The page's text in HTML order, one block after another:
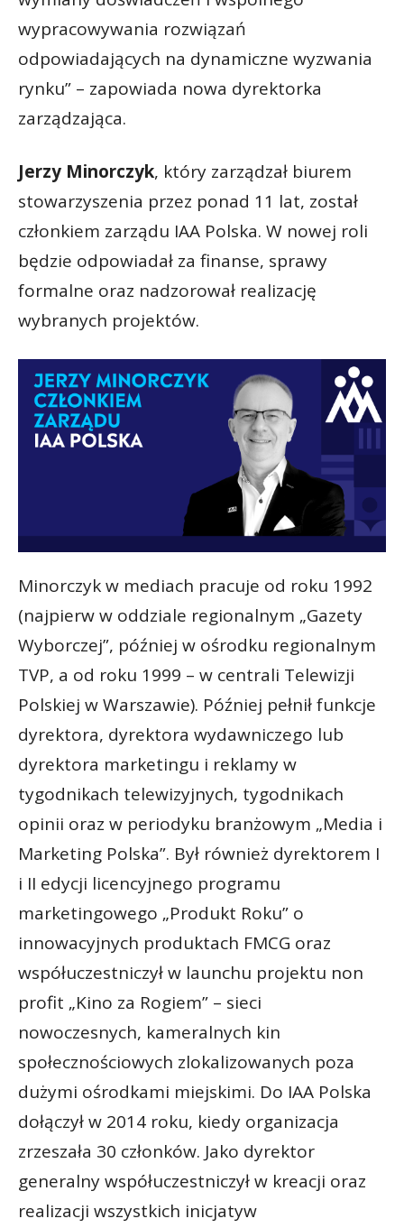
wypracowywania rozwiązań
odpowiadających na dynamiczne wyzwania
rynku” – zapowiada nowa dyrektorka
zarządzająca.
Jerzy Minorczyk, który zarządzał biurem
stowarzyszenia przez ponad 11 lat, został
członkiem zarządu IAA Polska. W nowej roli
będzie odpowiadał za finanse, sprawy
formalne oraz nadzorował realizację
wybranych projektów.
Minorczyk w mediach pracuje od roku 1992
(najpierw w oddziale regionalnym „Gazety
Wyborczej”, później w ośrodku regionalnym
TVP, a od roku 1999 – w centrali Telewizji
Polskiej w Warszawie). Później pełnił funkcje
dyrektora, dyrektora wydawniczego lub
dyrektora marketingu i reklamy w
tygodnikach telewizyjnych, tygodnikach
opinii oraz w periodyku branżowym „Media i
Marketing Polska”. Był również dyrektorem I
i II edycji licencyjnego programu
marketingowego „Produkt Roku” o
innowacyjnych produktach FMCG oraz
współuczestniczył w launchu projektu non
profit „Kino za Rogiem” – sieci
nowoczesnych, kameralnych kin
społecznościowych zlokalizowanych poza
dużymi ośrodkami miejskimi. Do IAA Polska
dołączył w 2014 roku, kiedy organizacja
zrzeszała 30 członków. Jako dyrektor
generalny współuczestniczył w kreacji oraz
realizacji wszystkich inicjatyw